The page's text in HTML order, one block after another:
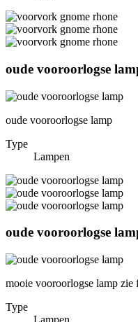
oude vooroorlogse
oude vooroorlogse lamp
Type
Lampen
oude vooroorlogse
mooie vooroorlogse lamp zie
Type
Lampen